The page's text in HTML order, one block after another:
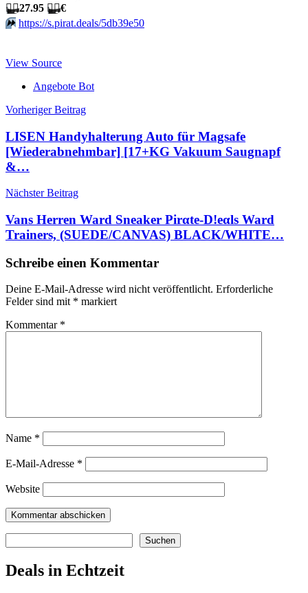
🏴‍☠️27.95 🏴‍☠️€
⏩️ https://s.pirat.deals/5db39e50
View Source
Angebote Bot
Beitragsnavigation
Vorheriger Beitrag
LISEN Handyhalterung Auto für Magsafe
[Wiederabnehmbar] [17+KG Vakuum Saugnapf
&…
Nächster Beitrag
Vans Herren Ward Sneaker Pirαtе-D!еαls Ward
Trainers, (SUEDE/CANVAS) BLACK/WHITE…
Schreibe einen Kommentar
Deine E-Mail-Adresse wird nicht veröffentlicht. Erforderliche
Felder sind mit * markiert
Kommentar *
Name *
E-Mail-Adresse *
Website
Suchen
Deals in Echtzeit